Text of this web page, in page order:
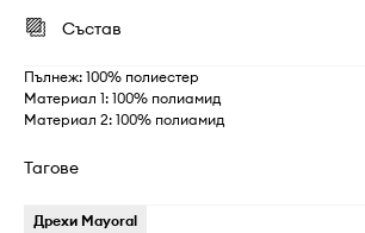
Състав
Пълнеж: 100% полиестер
Материал 1: 100% полиамид
Материал 2: 100% полиамид
Тагове
Дрехи Mayoral